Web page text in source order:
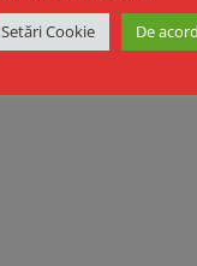
Setări Cookie De acord